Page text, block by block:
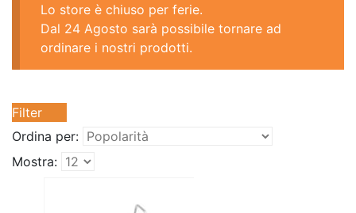
Lo store è chiuso per ferie.
Dal 24 Agosto sarà possibile tornare ad
ordinare i nostri prodotti.
Filter
Ordina per:
Mostra: